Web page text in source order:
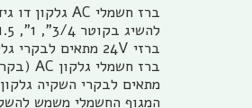
ברז חשמלי AC גלקון דו גידי, תלת דרכי (ידית בוררת להפעלה ידנית, למצב אוטומט או סגור)
להשיג בקוטר 3/4", 1", 1.5", 2".
ברזי 24V מתאים לבקרי גלקון ולבקרי השקייה AC רבים נוספים.
ברז חשמלי גלקון AC (בקר מופעל עם שנאי) דו גידי 3/4", 1", 1.5" או 2".
מתאים לבקרי השקיה גלקון AC הרגילים ולכל המחשבים האחרים מופעלי שנאי 24V.